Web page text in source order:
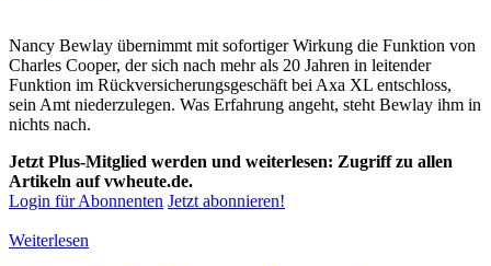
Nancy Bewlay übernimmt mit sofortiger Wirkung die Funktion von
Charles Cooper, der sich nach mehr als 20 Jahren in leitender
Funktion im Rückversicherungsgeschäft bei Axa XL entschloss,
sein Amt niederzulegen. Was Erfahrung angeht, steht Bewlay ihm in
nichts nach.
Jetzt Plus-Mitglied werden und weiterlesen: Zugriff zu allen
Artikeln auf vwheute.de.
Login für Abonnenten Jetzt abonnieren!
Weiterlesen